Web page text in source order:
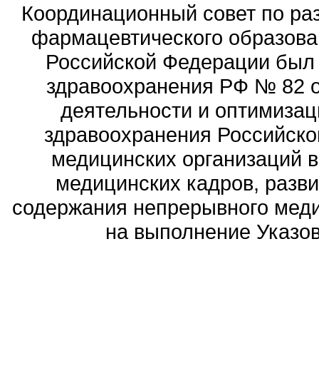
Координационный совет по
фармацевтического
Российской Федерации
здравоохранения РФ № 82
деятельности и
здравоохранения
медицинских
медицинских кадров,
содержания непрерывного
на выполнение